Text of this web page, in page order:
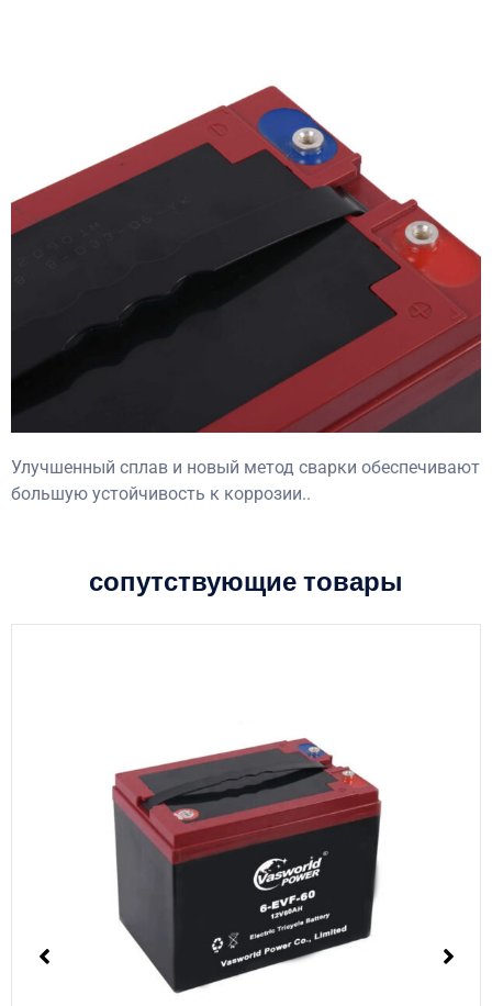
Улучшенный сплав и новый метод сварки обеспечивают
большую устойчивость к коррозии..
сопутствующие товары